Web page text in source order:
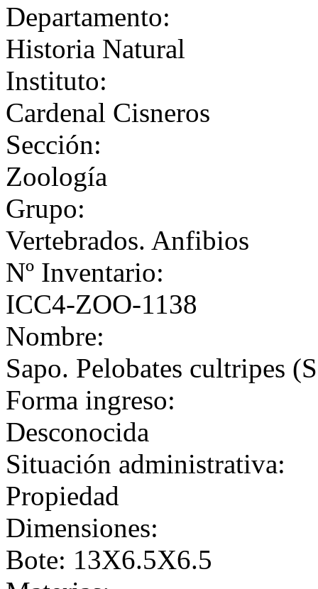
Departamento:
Historia Natural
Instituto:
Cardenal Cisneros
Sección:
Zoología
Grupo:
Vertebrados. Anfibios
Nº Inventario:
ICC4-ZOO-1138
Nombre:
Sapo. Pelobates cultripes
Forma ingreso:
Desconocida
Situación administrativa:
Propiedad
Dimensiones:
Bote: 13X6.5X6.5